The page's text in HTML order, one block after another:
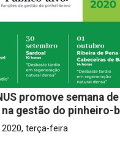
promove semana
gestão do pinheiro-
terça-feira